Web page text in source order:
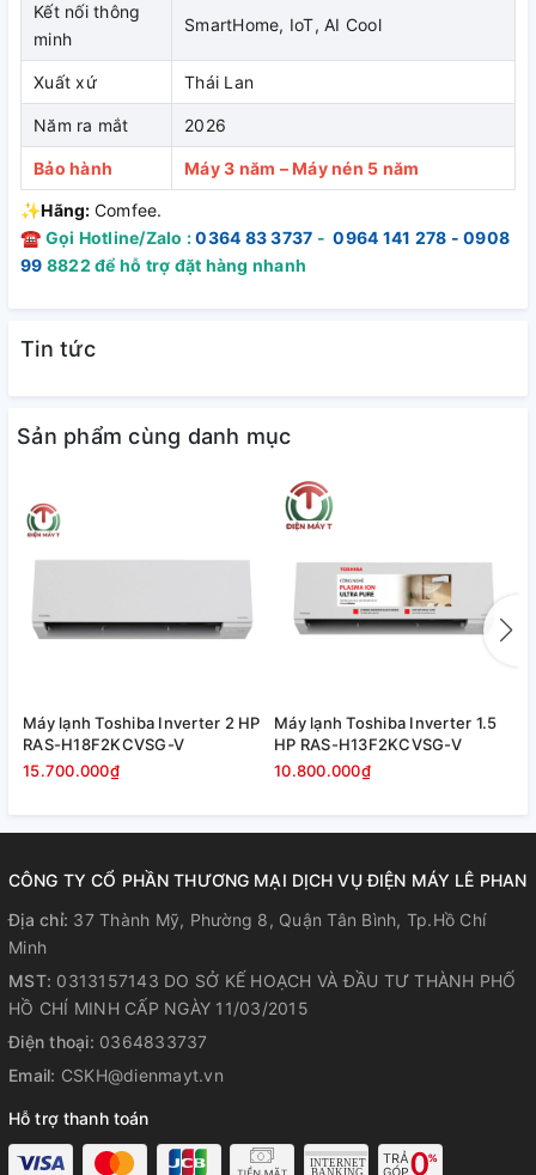
Công nghệ Inverter + Eco+ – Tiết
kiệm điện vượt trội
Máy được trang bị:
Chế độ Eco+
lạnh quá sâu
sao, hiệu suất năng lượng5.21– lý tưởng cho gia đình sử
Làm lạnh nhanh Hyper Tech – Mát
tức thì
cho phép:
Tăng tốc độ làm lạnh ngay khi khởi động
Giảm cảm giác oi nóng chỉ sau vài phút
Đặc biệt phù hợp với khí hậu nóng ẩm tại Việt Nam.
Lọc không khí sạch hơn với Dual
Filtration
Kết nối thông
minh
SmartHome, IoT, AI Cool
Xuất xứ Thái Lan
Năm ra mắt 2026
Bảo hành Máy 3 năm – Máy nén 5 năm
✨Hãng: Comfee.
☎ Gọi Hotline/Zalo :0364 83 3737 -0964 141 278 - 0908
99 8822 để hỗ trợ đặt hàng nhanh
Tin tức
Sản phẩm cùng danh mục
Máy lạnh Toshiba Inverter 2 HP
RAS-H18F2KCVSG-V
15.700.000₫
Máy lạnh Toshiba Inverter 1.5
HP RAS-H13F2KCVSG-V
10.800.000₫
CÔNG TY CỔ PHẦN THƯƠNG MẠI DỊCH VỤ ĐIỆN MÁY LÊ PHAN
Địa chỉ: 37 Thành Mỹ, Phường 8, Quận Tân Bình, Tp.Hồ Chí
Minh
MST: 0313157143 DO SỞ KẾ HOẠCH VÀ ĐẦU TƯ THÀNH PHỐ
HỒ CHÍ MINH CẤP NGÀY 11/03/2015
Điện thoại: 0364833737
Email: CSKH@dienmayt.vn
Hỗ trợ thanh toán